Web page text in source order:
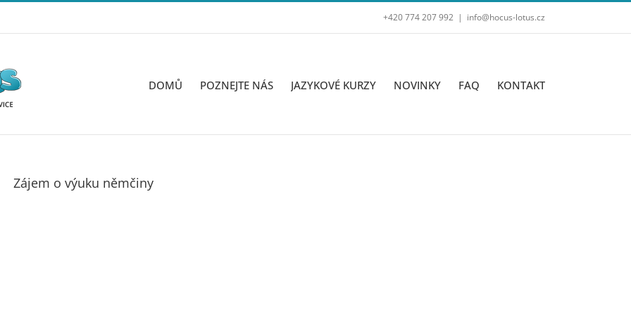
+420 774 207 992 | info@hocus-lotus.cz
DOMŮ POZNEJTE NÁS JAZYKOVÉ KURZY NOVINKY FAQ KONTAKT
Zájem o výuku němčiny